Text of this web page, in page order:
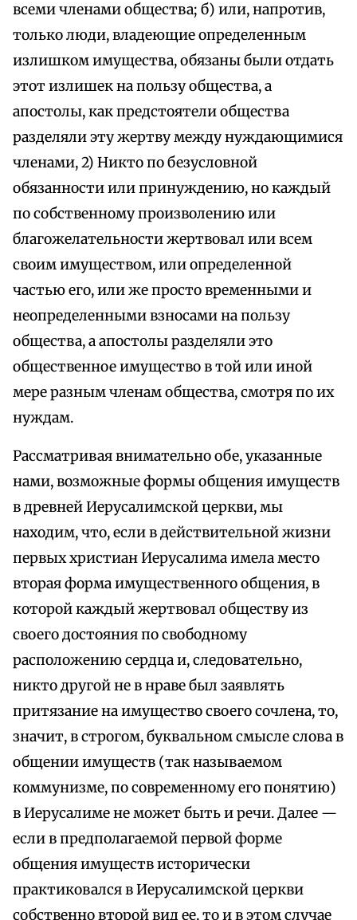
всеми членами общества; б) или, напротив,
только люди, владеющие определенным
излишком имущества, обязаны были отдать
этот излишек на пользу общества, а
апостолы, как предстоятели общества
разделяли эту жертву между нуждающимися
членами, 2) Никто по безусловной
обязанности или принуждению, но каждый
по собственному произволению или
благожелательности жертвовал или всем
своим имуществом, или определенной
частью его, или же просто временными и
неопределенными взносами на пользу
общества, а апостолы разделяли это
общественное имущество в той или иной
мере разным членам общества, смотря по их
нуждам.
Рассматривая внимательно обе, указанные
нами, возможные формы общения имуществ
в древней Иерусалимской церкви, мы
находим, что, если в действительной жизни
первых христиан Иерусалима имела место
вторая форма имущественного общения, в
которой каждый жертвовал обществу из
своего достояния по свободному
расположению сердца и, следовательно,
никто другой не в нраве был заявлять
притязание на имущество своего сочлена, то,
значит, в строгом, буквальном смысле слова в
общении имуществ (так называемом
коммунизме, по современному его понятию)
в Иерусалиме не может быть и речи. Далее —
если в предполагаемой первой форме
общения имуществ исторически
практиковался в Иерусалимской церкви
собственно второй вид ее, то и в этом случае